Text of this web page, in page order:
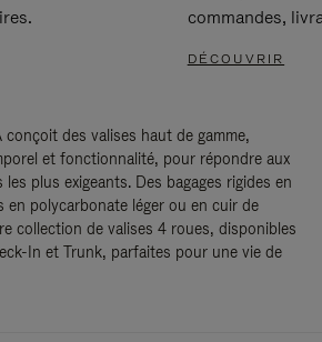
commandes,
DÉCOUVRIR
conçoit des valises haut de gamme,
et fonctionnalité, pour répondre aux
plus exigeants. Des bagages rigides en
en polycarbonate léger ou en cuir de
collection de valises 4 roues, disponibles
In et Trunk, parfaites pour une vie de